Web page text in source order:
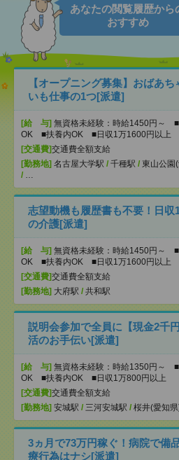
あなたの閲覧履歴から
おすすめ
【オープニング募集】おばあ
いも仕事の1つ[派遣]
[給 与] 無資格未経験：時給1450円～
OK ■扶養内OK ■日収1万1600円以上
[交通費]交通費全額支給
[勤務地] 名古屋大学駅 / 千種駅 / 東山公園
/ …
志望動機も履歴書も不要！日収
の介護[派遣]
[給 与] 無資格未経験：時給1450円～
OK ■扶養内OK ■日収1万1600円以上
[交通費]交通費全額支給
[勤務地] 大府駅 / 共和駅
説明会参加で全員に【現金2千
活のお手伝い[派遣]
[給 与] 無資格未経験：時給1350円～
OK ■扶養内OK ■日収1万800円以上
[交通費]交通費全額支給
[勤務地] 安城駅 / 三河安城駅 / 桜井(愛知
3ヵ月で73万円稼ぐ！病院で備
療行為はナシ[派遣]